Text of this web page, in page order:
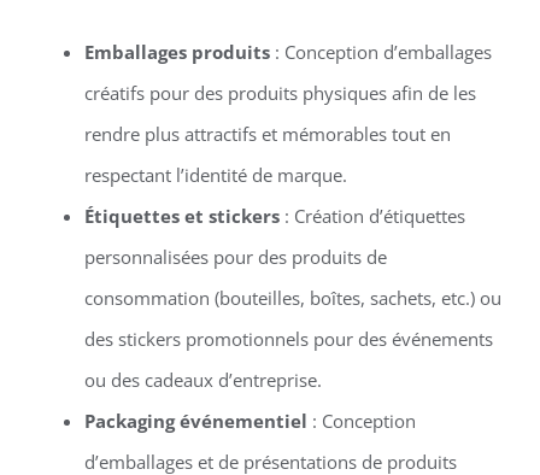
Emballages produits: Conception d’emballages
créatifs pour des produits physiques afin de les
rendre plus attractifs et mémorables tout en
respectant l’identité de marque.
Étiquettes et stickers: Création d’étiquettes
personnalisées pour des produits de
consommation (bouteilles, boîtes, sachets, etc.) ou
des stickers promotionnels pour des événements
ou des cadeaux d’entreprise.
Packaging événementiel : Conception
d’emballages et de présentations de produits